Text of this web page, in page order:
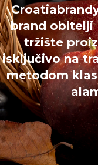
brand obitelji
tržište
isključivo na
metodom